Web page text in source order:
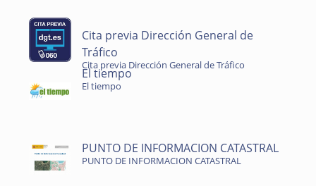
Cita previa Dirección General de
Tráfico
Cita previa Dirección General de Tráfico
El tiempo
El tiempo
PUNTO DE INFORMACION CATASTRAL
PUNTO DE INFORMACION CATASTRAL